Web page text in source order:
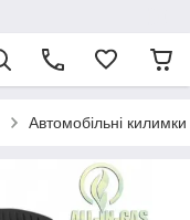
Автомобільні